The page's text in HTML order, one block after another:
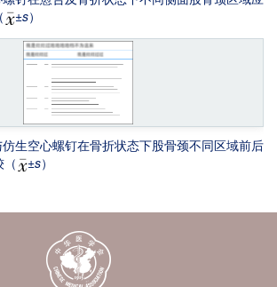
±s）
生空心螺钉在骨折状态下股骨颈不同区域前后
±s）